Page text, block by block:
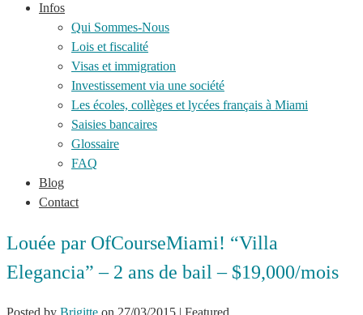
Infos
Qui Sommes-Nous
Lois et fiscalité
Visas et immigration
Investissement via une société
Les écoles, collèges et lycées français à Miami
Saisies bancaires
Glossaire
FAQ
Blog
Contact
Louée par OfCourseMiami! “Villa
Elegancia” – 2 ans de bail – $19,000/mois
Posted by Brigitte on 27/03/2015 | Featured